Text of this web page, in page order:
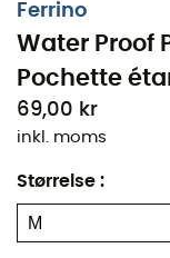
Ferrino
Water Proof
Pochette
69,00 kr
inkl. moms
Størrelse :
fantastisk, ikke?
man skal glemme